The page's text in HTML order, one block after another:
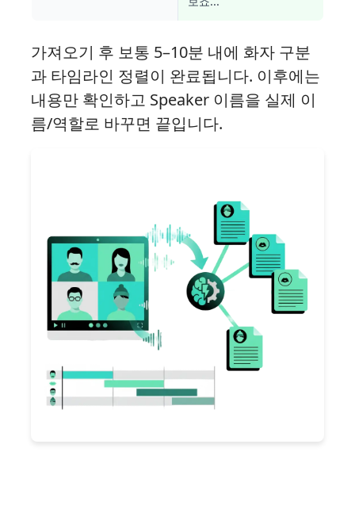
가져오기 후 보통 5–10분 내에 화자 구분
과 타임라인 정렬이 완료됩니다. 이후에는
내용만 확인하고 Speaker 이름을 실제 이
름/역할로 바꾸면 끝입니다.